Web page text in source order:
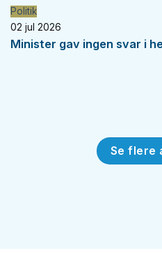
Politik
02 jul 2026
Minister gav ingen svar i
Se flere